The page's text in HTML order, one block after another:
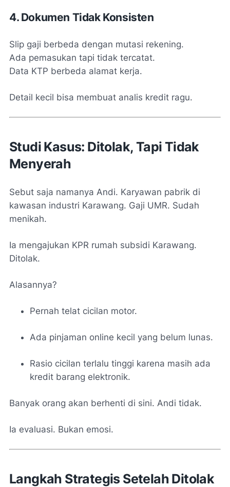
4. Dokumen Tidak Konsisten
Slip gaji berbeda dengan mutasi rekening.
Ada pemasukan tapi tidak tercatat.
Data KTP berbeda alamat kerja.
Detail kecil bisa membuat analis kredit ragu.
Studi Kasus: Ditolak, Tapi Tidak
Menyerah
Sebut saja namanya Andi. Karyawan pabrik di
kawasan industri Karawang. Gaji UMR. Sudah
menikah.
Ia mengajukan KPR rumah subsidi Karawang.
Ditolak.
Alasannya?
Pernah telat cicilan motor.
Ada pinjaman online kecil yang belum lunas.
Rasio cicilan terlalu tinggi karena masih ada
kredit barang elektronik.
Banyak orang akan berhenti di sini. Andi tidak.
Ia evaluasi. Bukan emosi.
Langkah Strategis Setelah Ditolak